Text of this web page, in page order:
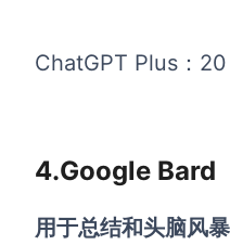
ChatGPT Plus：20
4.Google Bard
用于总结和头脑风